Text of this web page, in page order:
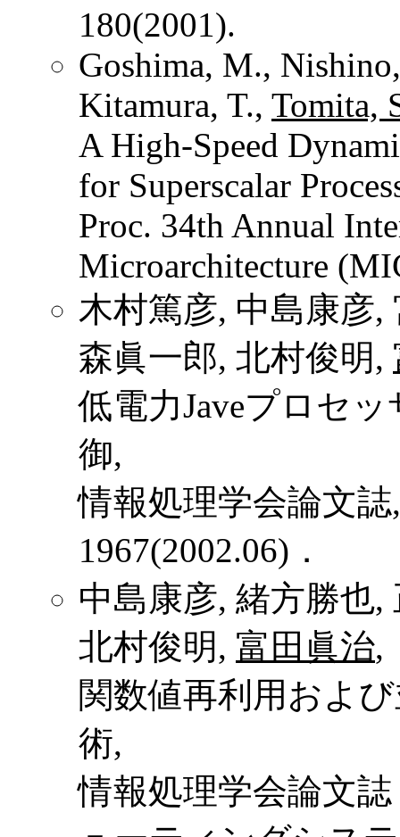
180(2001).
Goshima, M.,
Kitamura, T., Tomita,
A High-Speed
for Superscalar
Proc. 34th Annual
Microarchitecture
木村篤彦, 中島康彦,
森眞一郎, 北村俊明,
低電力Javeプロセ
御,
情報処理学会論文誌
1967(2002.06)．
中島康彦, 緒方勝也,
北村俊明, 富田眞治,
関数値再利用およ
術,
情報処理学会論文